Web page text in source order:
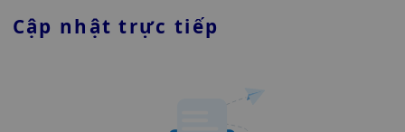
Cập nhật trực tiếp